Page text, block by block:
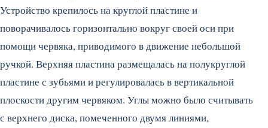
Устройство крепилось на круглой пластине и
поворачивалось горизонтально вокруг своей оси при
помощи червяка, приводимого в движение небольшой
ручкой. Верхняя пластина размещалась на полукруглой
пластине с зубьями и регулировалась в вертикальной
плоскости другим червяком. Углы можно было считывать
с верхнего диска, помеченного двумя линиями,